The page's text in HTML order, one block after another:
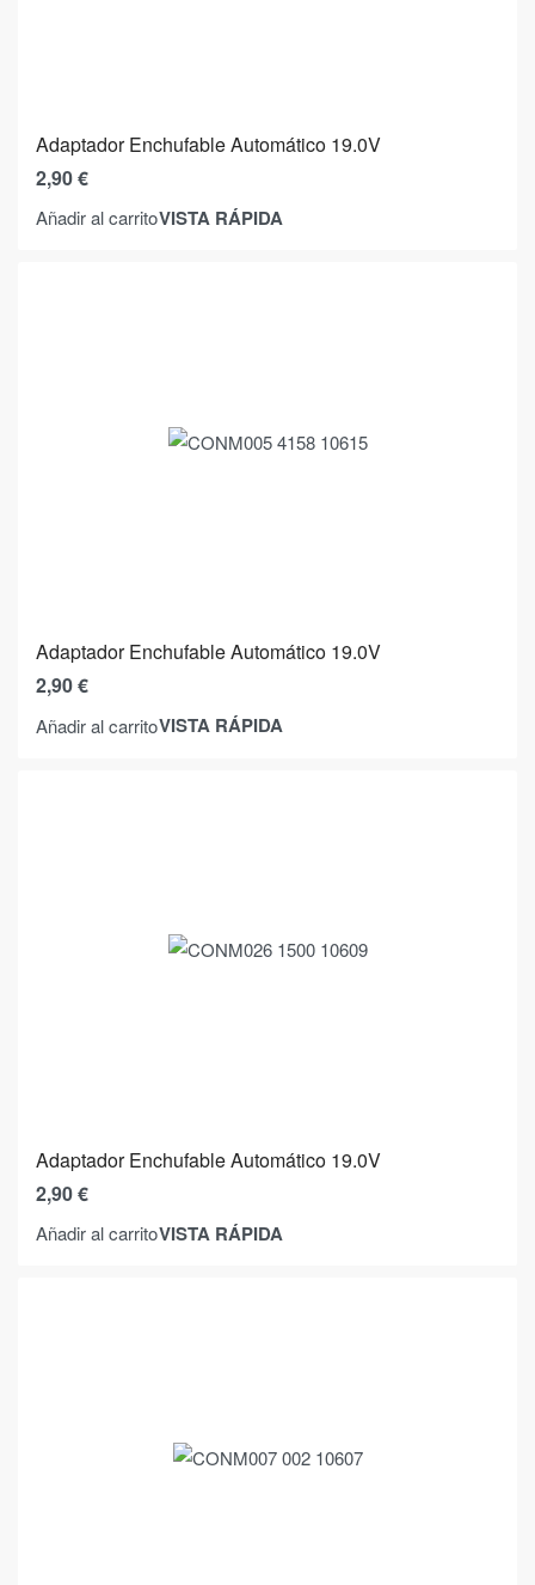
Adaptador Enchufable Automático 19.0V
2,90€
Añadir al carritoVISTA RÁPIDA
Adaptador Enchufable Automático 19.0V
2,90€
Añadir al carritoVISTA RÁPIDA
Adaptador Enchufable Automático 19.0V
2,90€
Añadir al carritoVISTA RÁPIDA